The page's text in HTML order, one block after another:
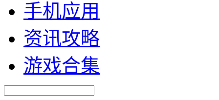
手机应用
资讯攻略
游戏合集